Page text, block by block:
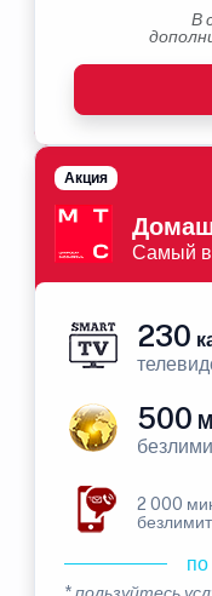
В
Самый
Акция
230
500
2 000
* пользуйтесь